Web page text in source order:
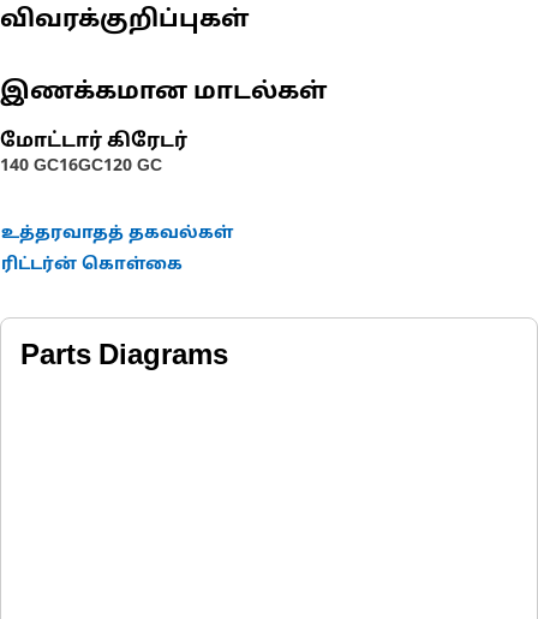
விவரக்குறிப்புகள்
இணக்கமான மாடல்கள்
மோட்டார் கிரேடர்
140 GC16GC120 GC
உத்தரவாதத் தகவல்கள்
ரிட்டர்ன் கொள்கை
Parts Diagrams